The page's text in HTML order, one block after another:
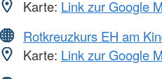
Karte: Link zur Google
Rotkreuzkurs EH am
Karte: Link zur Google